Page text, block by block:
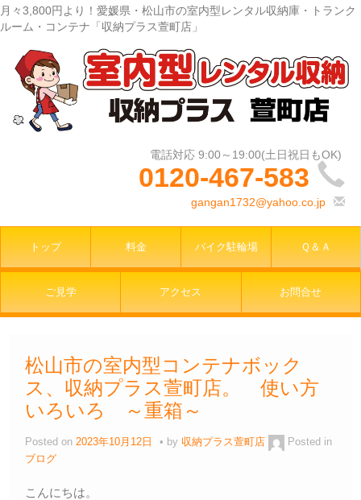
月々3,800円より！愛媛県・松山市の室内型レンタル収納庫・トランク
ルーム・コンテナ「収納プラス萱町店」
0120-467-583
gangan1732@yahoo.co.jp
トップ 料金 バイク駐輪場 Ｑ＆Ａ
ご見学 アクセス お問合せ
松山市の室内型コンテナボック
ス、収納プラス萱町店。 使い方
いろいろ ～重箱～
Posted on 2023年10月12日 by 収納プラス萱町店
Posted in
ブログ
こんにちは。